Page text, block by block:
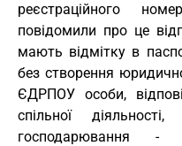
реєстраційного
повідомили про це
мають відмітку в
без створення
ЄДРПОУ особи,
спільної
господарювання -